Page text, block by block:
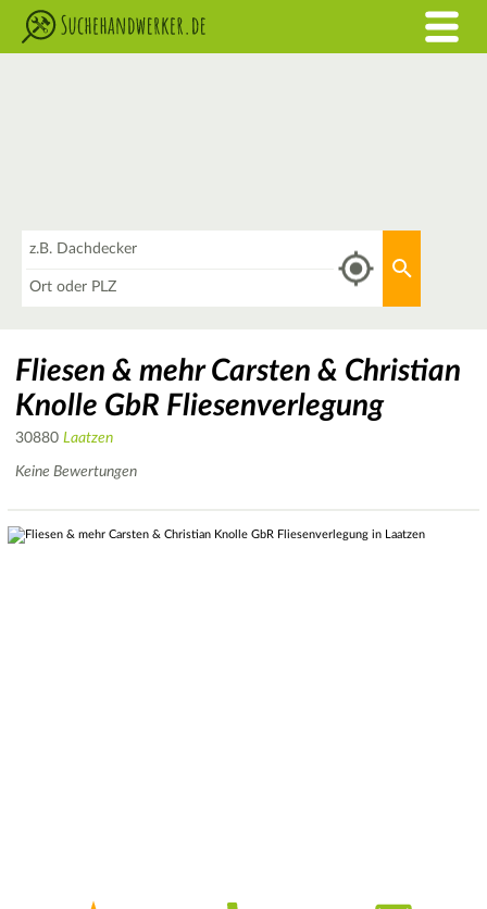
Fliesen & mehr Carsten & Christian
Knolle GbR Fliesenverlegung
30880 Laatzen
Keine Bewertungen